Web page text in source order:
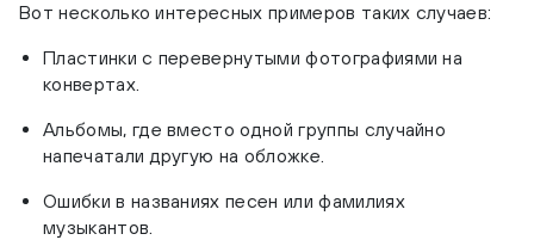
Вот несколько интересных примеров таких случаев:
Пластинки с перевернутыми фотографиями на
конвертах.
Альбомы, где вместо одной группы случайно
напечатали другую на обложке.
Ошибки в названиях песен или фамилиях
музыкантов.